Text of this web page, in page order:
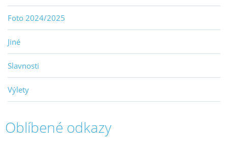
Foto 2024/2025
Jiné
Slavnosti
Výlety
Oblíbené odkazy